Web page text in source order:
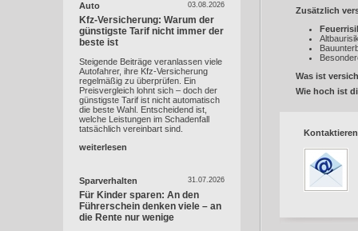
03.08.2026
Auto
Kfz-Versicherung: Warum der
günstigste Tarif nicht immer der
beste ist
Steigende Beiträge veranlassen viele
Autofahrer, ihre Kfz-Versicherung
regelmäßig zu überprüfen. Ein
Preisvergleich lohnt sich – doch der
günstigste Tarif ist nicht automatisch
die beste Wahl. Entscheidend ist,
welche Leistungen im Schadenfall
tatsächlich vereinbart sind.
weiterlesen
31.07.2026
Sparverhalten
Für Kinder sparen: An den
Führerschein denken viele – an
die Rente nur wenige
Zusätzlich
Was ist
Wie hoch ist